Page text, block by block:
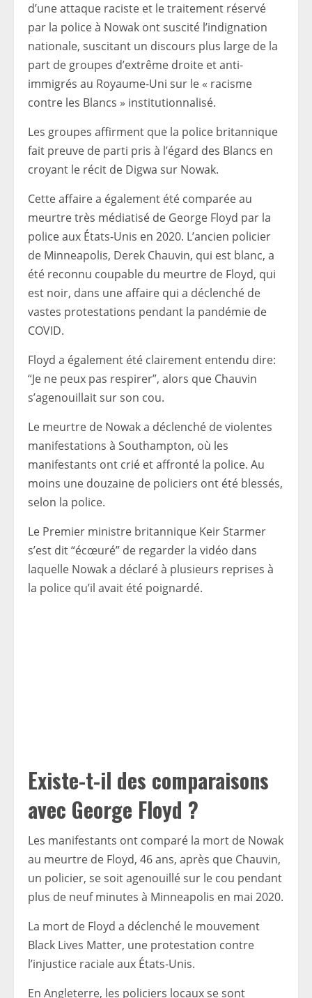
d’une attaque raciste et le traitement réservé
par la police à Nowak ont ​​suscité l’indignation
nationale, suscitant un discours plus large de la
part de groupes d’extrême droite et anti-
immigrés au Royaume-Uni sur le « racisme
contre les Blancs » institutionnalisé.
Les groupes affirment que la police britannique
fait preuve de parti pris à l’égard des Blancs en
croyant le récit de Digwa sur Nowak.
Cette affaire a également été comparée au
meurtre très médiatisé de George Floyd par la
police aux États-Unis en 2020. L’ancien policier
de Minneapolis, Derek Chauvin, qui est blanc, a
été reconnu coupable du meurtre de Floyd, qui
est noir, dans une affaire qui a déclenché de
vastes protestations pendant la pandémie de
COVID.
Floyd a également été clairement entendu dire:
“Je ne peux pas respirer”, alors que Chauvin
s’agenouillait sur son cou.
Le meurtre de Nowak a déclenché de violentes
manifestations à Southampton, où les
manifestants ont crié et affronté la police. Au
moins une douzaine de policiers ont été blessés,
selon la police.
Le Premier ministre britannique Keir Starmer
s’est dit “écœuré” de regarder la vidéo dans
laquelle Nowak a déclaré à plusieurs reprises à
la police qu’il avait été poignardé.
Existe-t-il des comparaisons
avec George Floyd ?
Les manifestants ont comparé la mort de Nowak
au meurtre de Floyd, 46 ans, après que Chauvin,
un policier, se soit agenouillé sur le cou pendant
plus de neuf minutes à Minneapolis en mai 2020.
La mort de Floyd a déclenché le mouvement
Black Lives Matter, une protestation contre
l’injustice raciale aux États-Unis.
En Angleterre, les policiers locaux se sont